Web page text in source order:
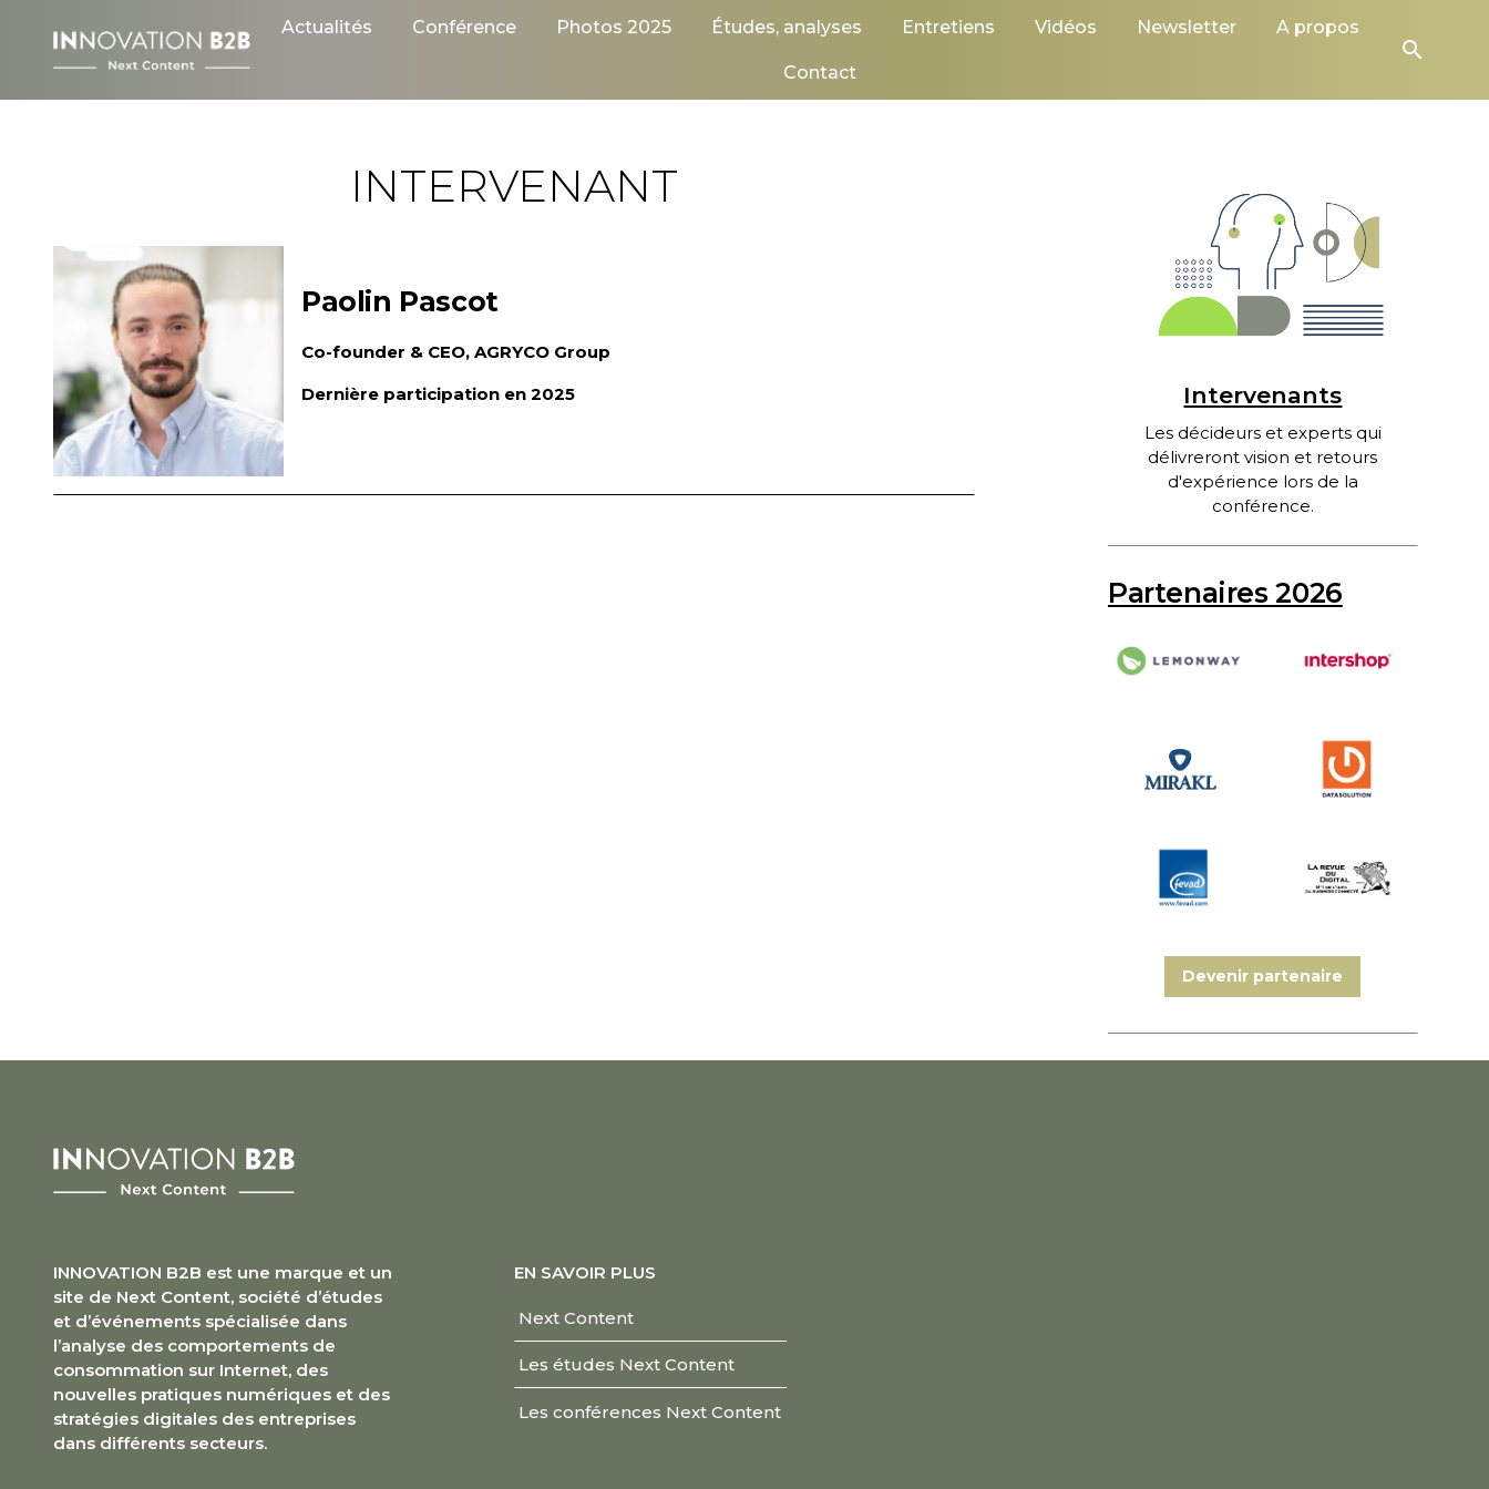
Actualités Conférence Photos 2025 Études, analyses Entretiens Vidéos Newsletter A propos
Contact
search
INTERVENANT
Paolin Pascot
Co-founder & CEO, AGRYCO Group
Dernière participation en 2025
Intervenants
Les décideurs et experts qui
délivreront vision et retours
d'expérience lors de la
conférence.
Partenaires 2026
Devenir partenaire
INNOVATION B2B est une marque et un
site de Next Content, société d’études
et d’événements spécialisée dans
l’analyse des comportements de
consommation sur Internet, des
nouvelles pratiques numériques et des
stratégies digitales des entreprises
dans différents secteurs.
EN SAVOIR PLUS
Next Content
Les études Next Content
Les conférences Next Content